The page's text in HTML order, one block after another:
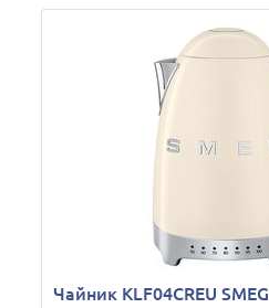
Чайник KLF04CREU SMEG